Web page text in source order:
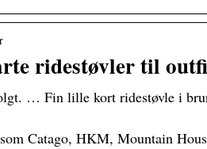
ridestøvler til
… Fin lille kort ridestøvle i
Catago, HKM, Mountain